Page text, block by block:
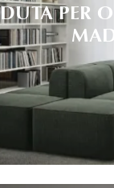
PER